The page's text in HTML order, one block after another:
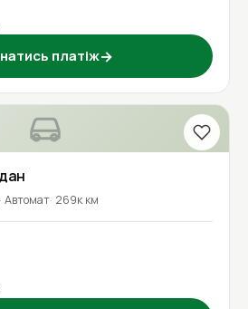
платіж→
Автомат 269к км